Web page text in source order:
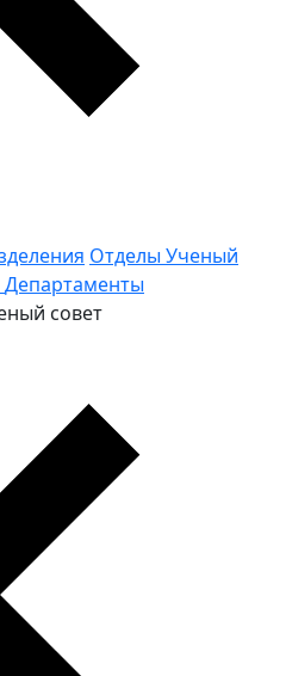
Отделы Ученый
Департаменты
совет